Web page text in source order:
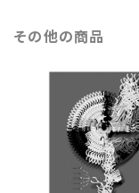
その他の商品